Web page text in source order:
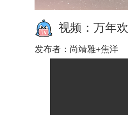
视频： 万年欢
发布者： 尚靖雅+焦洋